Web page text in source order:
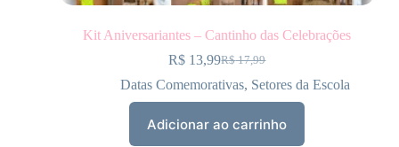
Kit Aniversariantes – Cantinho das Celebrações
R$17,99
R$ 13,99
Datas Comemorativas, Setores da Escola
Adicionar ao carrinho